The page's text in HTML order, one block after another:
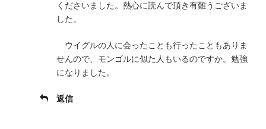
くださいました。熱心に読んで頂き有難うございま
した。
ウイグルの人に会ったことも行ったこともありま
せんので、モンゴルに似た人もいるのですか。勉強
になりました。
返信